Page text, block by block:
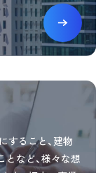
すること、建物
となど、様々な想